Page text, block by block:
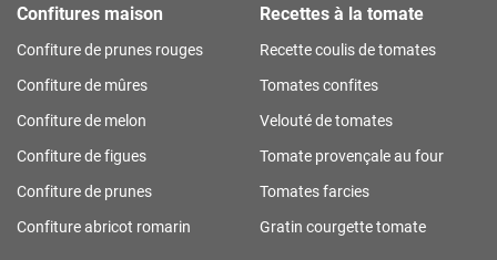
Confitures maison
Confiture de prunes rouges
Confiture de mûres
Confiture de melon
Confiture de figues
Confiture de prunes
Confiture abricot romarin
Recettes à la tomate
Recette coulis de tomates
Tomates confites
Velouté de tomates
Tomate provençale au four
Tomates farcies
Gratin courgette tomate